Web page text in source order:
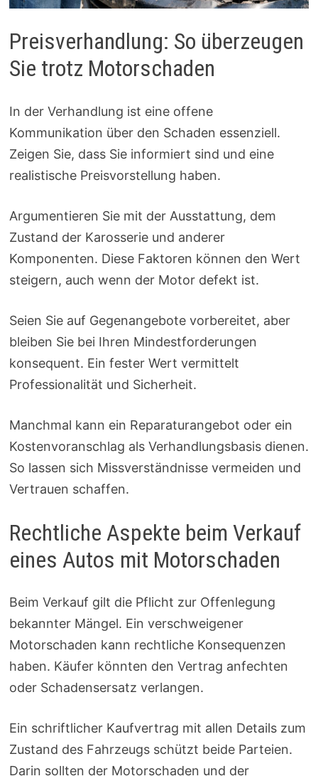
Preisverhandlung: So überzeugen
Sie trotz Motorschaden
In der Verhandlung ist eine offene
Kommunikation über den Schaden essenziell.
Zeigen Sie, dass Sie informiert sind und eine
realistische Preisvorstellung haben.
Argumentieren Sie mit der Ausstattung, dem
Zustand der Karosserie und anderer
Komponenten. Diese Faktoren können den Wert
steigern, auch wenn der Motor defekt ist.
Seien Sie auf Gegenangebote vorbereitet, aber
bleiben Sie bei Ihren Mindestforderungen
konsequent. Ein fester Wert vermittelt
Professionalität und Sicherheit.
Manchmal kann ein Reparaturangebot oder ein
Kostenvoranschlag als Verhandlungsbasis dienen.
So lassen sich Missverständnisse vermeiden und
Vertrauen schaffen.
Rechtliche Aspekte beim Verkauf
eines Autos mit Motorschaden
Beim Verkauf gilt die Pflicht zur Offenlegung
bekannter Mängel. Ein verschweigener
Motorschaden kann rechtliche Konsequenzen
haben. Käufer könnten den Vertrag anfechten
oder Schadensersatz verlangen.
Ein schriftlicher Kaufvertrag mit allen Details zum
Zustand des Fahrzeugs schützt beide Parteien.
Darin sollten der Motorschaden und der